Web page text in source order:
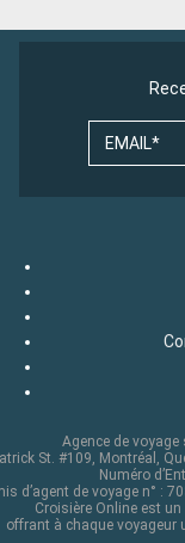
EMAIL*
Agence de voyage
St. #109, Montréal,
Numéro
d’agent de voyage n° :
Croisière Online est un
offrant à chaque voyageur